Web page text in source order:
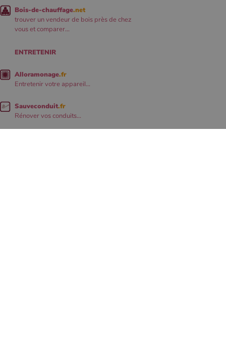
Bois-de-chauffage.net
trouver un vendeur de bois près de chez
vous et comparer...
ENTRETENIR
Alloramonage.fr
Entretenir votre appareil...
Sauveconduit.fr
Rénover vos conduits...